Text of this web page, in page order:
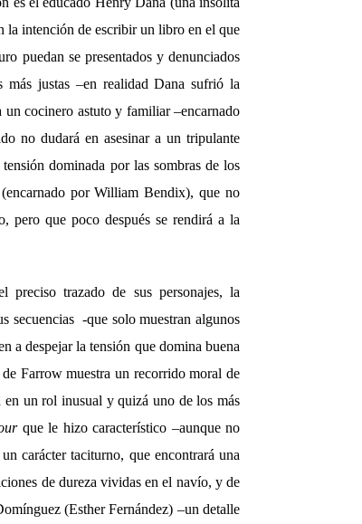
la intención de escribir un libro en el que
puedan se presentados y denunciados
más justas –en realidad Dana sufrió la
cocinero astuto y familiar –encarnado
no dudará en asesinar a un tripulante
dominada por las sombras de los
por William Bendix), que no
pero que poco después se rendirá a la
preciso trazado de sus personajes, la
secuencias -que solo muestran algunos
a despejar la tensión que domina buena
Farrow muestra un recorrido moral de
en un rol inusual y quizá uno de los más
que le hizo característico –aunque no
carácter taciturno, que encontrará una
de dureza vividas en el navío, y de
(Esther Fernández) –un detalle